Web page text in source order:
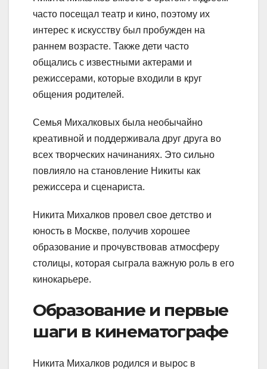
часто посещал театр и кино, поэтому их
интерес к искусству был пробужден на
раннем возрасте. Также дети часто
общались с известными актерами и
режиссерами, которые входили в круг
общения родителей.
Семья Михалковых была необычайно
креативной и поддерживала друг друга во
всех творческих начинаниях. Это сильно
повлияло на становление Никиты как
режиссера и сценариста.
Никита Михалков провел свое детство и
юность в Москве, получив хорошее
образование и прочувствовав атмосферу
столицы, которая сыграла важную роль в его
кинокарьере.
Образование и первые
шаги в кинематографе
Никита Михалков родился и вырос в